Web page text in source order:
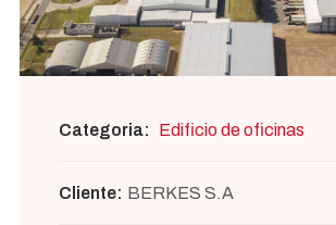
Categoria: Edificio de oficinas
Cliente: BERKES S.A